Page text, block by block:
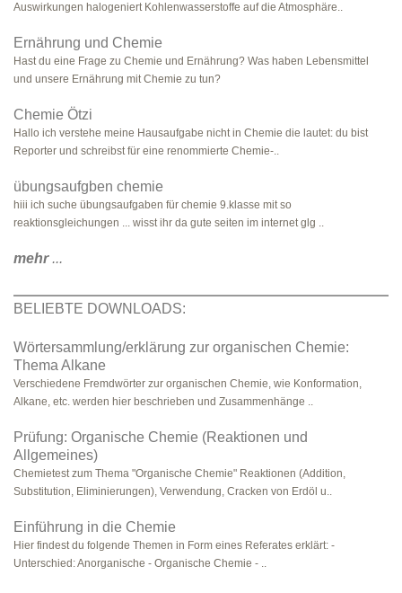
Auswirkungen halogeniert Kohlenwasserstoffe auf die Atmosphäre..
Ernährung und Chemie
Hast du eine Frage zu Chemie und Ernährung? Was haben Lebensmittel
und unsere Ernährung mit Chemie zu tun?
Chemie Ötzi
Hallo ich verstehe meine Hausaufgabe nicht in Chemie die lautet: du bist
Reporter und schreibst für eine renommierte Chemie-..
übungsaufgben chemie
hiii ich suche übungsaufgaben für chemie 9.klasse mit so
reaktionsgleichungen ... wisst ihr da gute seiten im internet glg ..
mehr...
BELIEBTE DOWNLOADS:
Wörtersammlung/erklärung zur organischen Chemie:
Thema Alkane
Verschiedene Fremdwörter zur organischen Chemie, wie Konformation,
Alkane, etc. werden hier beschrieben und Zusammenhänge ..
Prüfung: Organische Chemie (Reaktionen und
Allgemeines)
Chemietest zum Thema "Organische Chemie" Reaktionen (Addition,
Substitution, Eliminierungen), Verwendung, Cracken von Erdöl u..
Einführung in die Chemie
Hier findest du folgende Themen in Form eines Referates erklärt: -
Unterschied: Anorganische - Organische Chemie - ..